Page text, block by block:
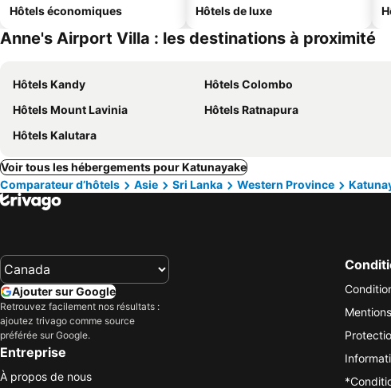
Hôtels économiques Hôtels de luxe
Anne's Airport Villa : les destinations à proximité
Hôtels Kandy Hôtels Colombo
Hôtels Mount Lavinia
Hôtels Ratnapura
Hôtels Kalutara
Voir tous les hébergements pour Katunayake
Comparateur d’hôtels
Asie Sri Lanka Western Province
Ajouter sur Google
Retrouvez facilement nos résultats :
ajoutez trivago comme source
préférée sur Google.
Entreprise
À propos de nous